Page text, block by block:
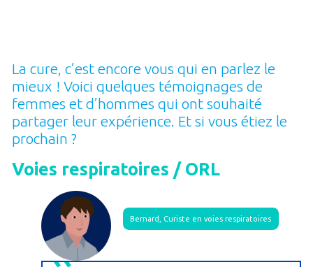
La cure, c’est encore vous qui en parlez le
mieux ! Voici quelques témoignages de
femmes et d’hommes qui ont souhaité
partager leur expérience. Et si vous étiez le
prochain ?
Voies respiratoires / ORL
Bernard, Curiste en voies respiratoires